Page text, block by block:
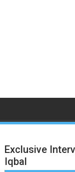
Exclusive
Iqbal